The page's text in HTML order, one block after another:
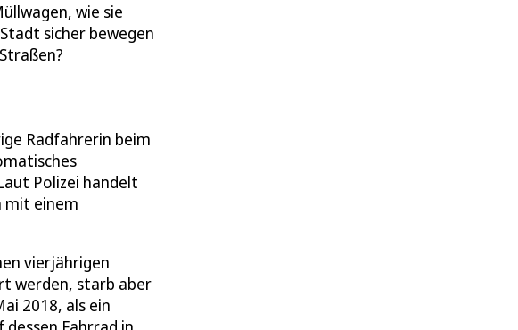
wie sie
sicher bewegen
Radfahrerin beim
Polizei handelt
mit einem
vierjährigen
werden, starb aber
2018, als ein